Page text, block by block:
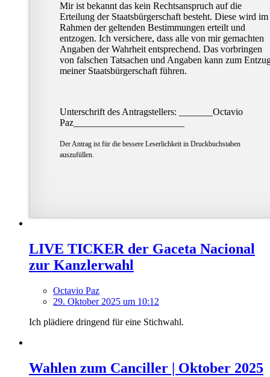
Mir ist bekannt das kein Rechtsanspruch auf die
Erteilung der Staatsbürgerschaft besteht. Diese wird im
Rahmen der geltenden Bestimmungen erteilt und
entzogen. Ich versichere, dass alle von mir gemachten
Angaben der Wahrheit entsprechend. Das vorbringen
von falschen Tatsachen und Angaben kann zum
meiner Staatsbürgerschaft führen.
Unterschrift des Antragstellers: _______Octavio
Paz_______________________
Der Antrag ist für die bessere Leserlichkeit in Druckbuchstaben
auszufüllen.
LIVE TICKER der Gaceta Nacional
zur Kanzlerwahl
Octavio Paz
29. Oktober 2025 um 10:12
Ich plädiere dringend für eine Stichwahl.
Wahlen zum Canciller | Oktober 2025